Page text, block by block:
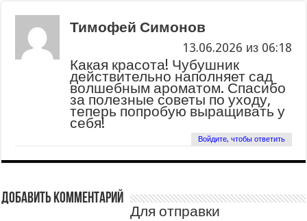
Тимофей Симонов
13.06.2026 из 06:18
Какая красота! Чубушник
действительно наполняет сад
волшебным ароматом. Спасибо
за полезные советы по уходу,
теперь попробую выращивать у
себя!
Войдите, чтобы ответить
Добавить комментарий
Для отправки